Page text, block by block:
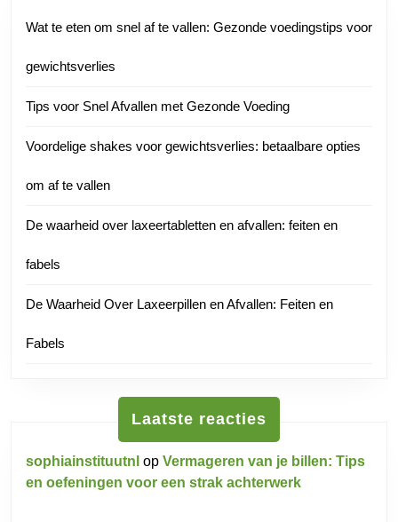
Wat te eten om snel af te vallen: Gezonde voedingstips voor
gewichtsverlies
Tips voor Snel Afvallen met Gezonde Voeding
Voordelige shakes voor gewichtsverlies: betaalbare opties
om af te vallen
De waarheid over laxeertabletten en afvallen: feiten en
fabels
De Waarheid Over Laxeerpillen en Afvallen: Feiten en
Fabels
Laatste reacties
sophiainstituutnl op Vermageren van je billen: Tips
en oefeningen voor een strak achterwerk